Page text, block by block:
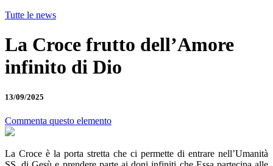
Tutte le news
La Croce frutto dell’Amore
infinito di Dio
13/09/2025
Commenta questo elemento
La Croce è la porta stretta che ci permette di entrare nell’Umanità